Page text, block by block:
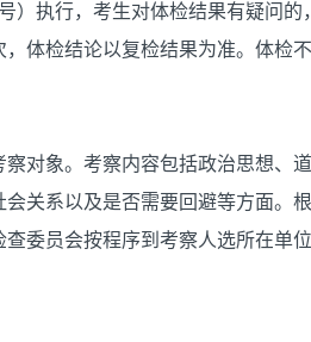
号）执行，考生对体检结果有疑问
体检结论以复检结果为准。体检
对象。考察内容包括政治思想、
关系以及是否需要回避等方面。
委员会按程序到考察人选所在单位